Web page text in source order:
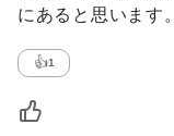
にあると思います。
👍1